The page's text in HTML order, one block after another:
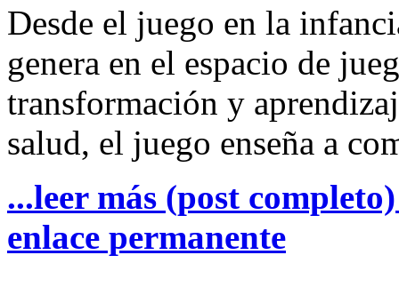
Desde el juego en la
genera en el espacio de
transformación y
salud, el juego enseña a
...leer más (post
enlace permanente